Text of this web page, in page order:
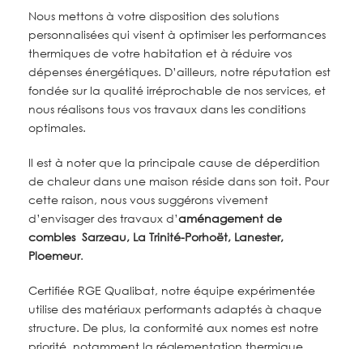
Nous mettons à votre disposition des solutions
personnalisées qui visent à optimiser les performances
thermiques de votre habitation et à réduire vos
dépenses énergétiques. D’ailleurs, notre réputation est
fondée sur la qualité irréprochable de nos services, et
nous réalisons tous vos travaux dans les conditions
optimales.
Il est à noter que la principale cause de déperdition
de chaleur dans une maison réside dans son toit. Pour
cette raison, nous vous suggérons vivement
d’envisager des travaux d’aménagement de
comblesSarzeau, La Trinité-Porhoët, Lanester,
Ploemeur.
Certifiée RGE Qualibat, notre équipe expérimentée
utilise des matériaux performants adaptés à chaque
structure. De plus, la conformité aux nomes est notre
priorité, notamment la réglementation thermique